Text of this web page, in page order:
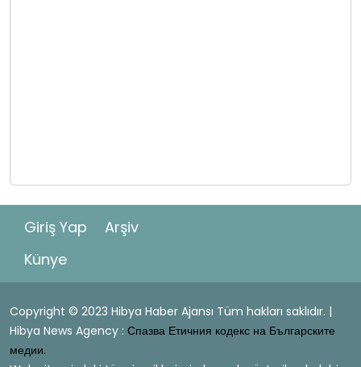
Giriş Yap
Arşiv
Künye
Copyright © 2023 Hibya Haber Ajansı Tüm hakları saklıdır. |
Hibya News Agency : Спазва Етичния кодекс на Българските
медии.